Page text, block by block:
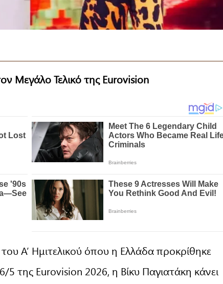
Μεγάλο Τελικό της Eurovision
Α’ Ημιτελικού όπου η Ελλάδα προκρίθηκε
της Eurovision 2026, η Βίκυ Παγιατάκη κάνει